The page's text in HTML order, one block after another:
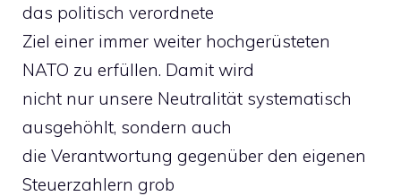
das politisch verordnete
Ziel einer immer weiter hochgerüsteten
NATO zu erfüllen. Damit wird
nicht nur unsere Neutralität systematisch
ausgehöhlt, sondern auch
die Verantwortung gegenüber den eigenen
Steuerzahlern grob